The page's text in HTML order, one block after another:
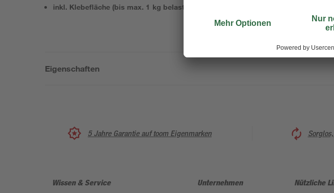
inkl. Klebefläche (bis max. 1 kg belastbar)
Eigenschaften
5 Jahre Garantie auf toom Eigenmarken
Wissen & Service Unternehmen Nützliche